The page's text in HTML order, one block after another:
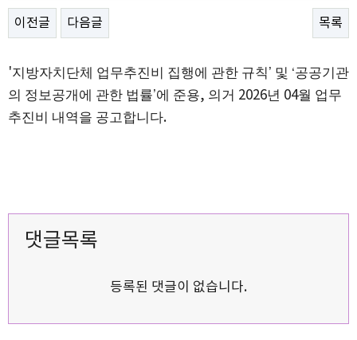
이전글 다음글 목록
'지방자치단체 업무추진비 집행에 관한 규칙’ 및 ‘공공기관
의 정보공개에 관한 법률’에 준용, 의거 2026년 04월 업무
추진비 내역을 공고합니다.
댓글목록
등록된 댓글이 없습니다.